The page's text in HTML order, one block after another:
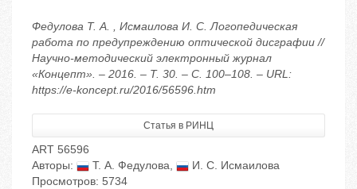
Федулова Т. А. , Исмаилова И. С. Логопедическая
работа по предупреждению оптической дисграфии //
Научно-методический электронный журнал
«Концепт». – 2016. – Т. 30. – С. 100–108. – URL:
https://e-koncept.ru/2016/56596.htm
Статья в РИНЦ
ART 56596
Авторы:
Т. А. Федулова,
И. С. Исмаилова
Просмотров: 5734